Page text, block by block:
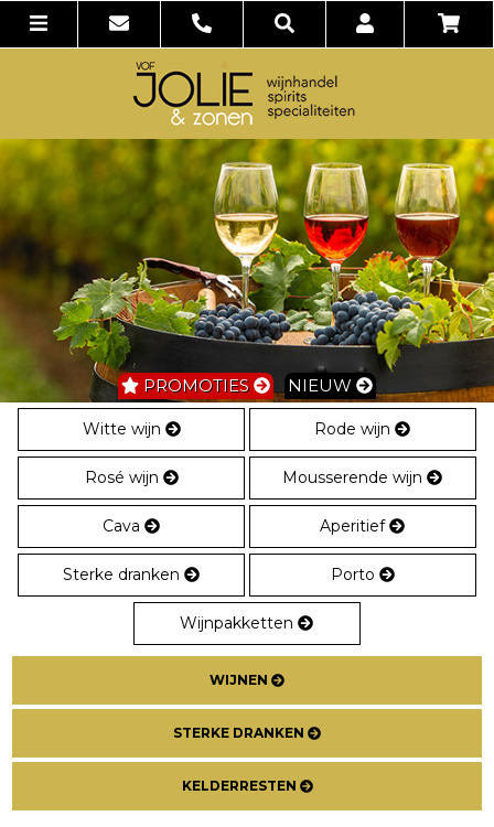
PROMOTIES NIEUW
Witte wijn Rode wijn
Rosé wijn Mousserende wijn
Cava Aperitief
Sterke dranken Porto
Wijnpakketten
WIJNEN
STERKE DRANKEN
KELDERRESTEN